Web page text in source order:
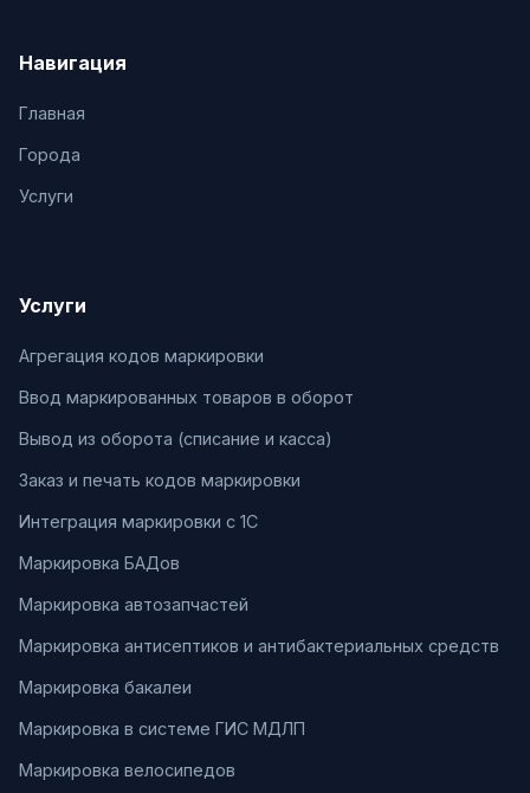
Навигация
Главная
Города
Услуги
Услуги
Агрегация кодов маркировки
Ввод маркированных товаров в оборот
Вывод из оборота (списание и касса)
Заказ и печать кодов маркировки
Интеграция маркировки с 1С
Маркировка БАДов
Маркировка автозапчастей
Маркировка антисептиков и антибактериальных средств
Маркировка бакалеи
Маркировка в системе ГИС МДЛП
Маркировка велосипедов